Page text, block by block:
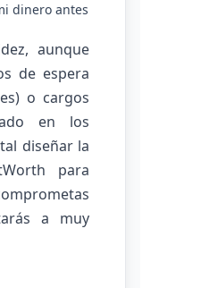
dinero antes
aunque
de espera
o cargos
en los
diseñar la
para
a muy